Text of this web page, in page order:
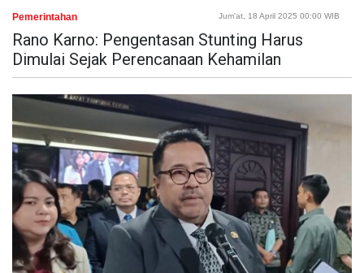
Pemerintahan Jum'at, 18 April 2025 00:00 WIB
Rano Karno: Pengentasan Stunting Harus
Dimulai Sejak Perencanaan Kehamilan